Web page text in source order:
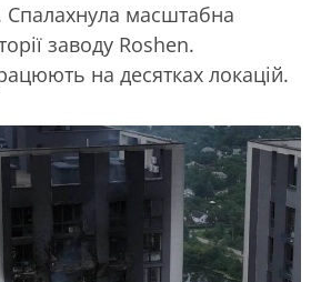
масштабна
заводу Roshen.
на десятках локацій.